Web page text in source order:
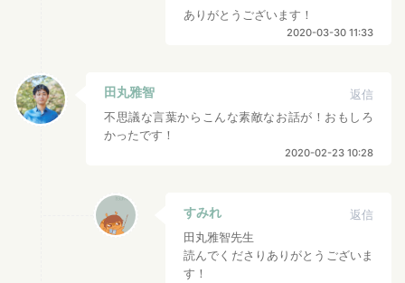
ありがとうございます！
2020-03-30 11:33
田丸雅智
返信
不思議な言葉からこんな素敵なお話が！おもしろ
かったです！
2020-02-23 10:28
すみれ
返信
田丸雅智先生
読んでくださりありがとうございま
す！